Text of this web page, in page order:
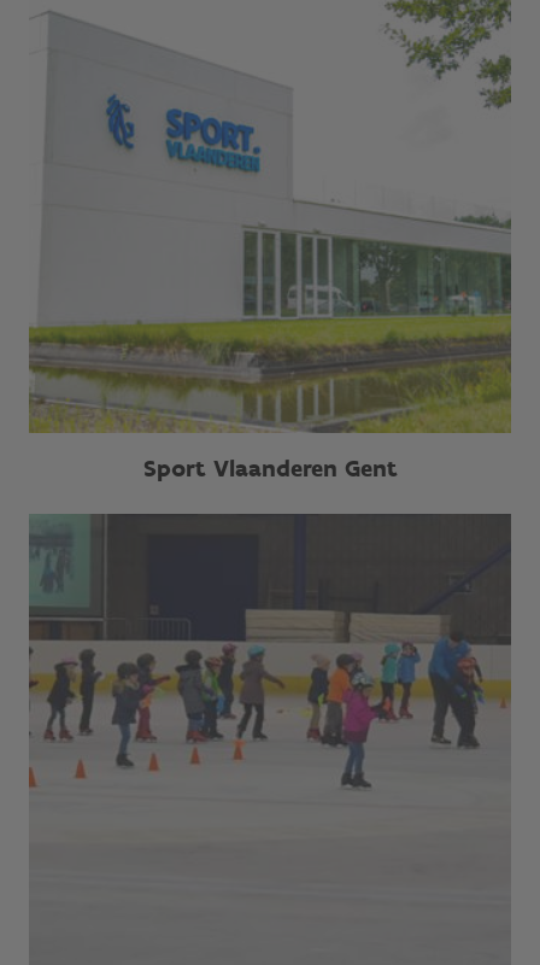
Sport Vlaanderen Gent